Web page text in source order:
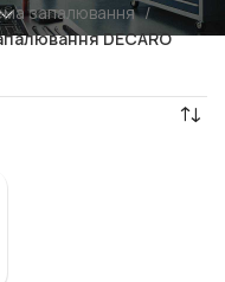
запалювання
DECARO